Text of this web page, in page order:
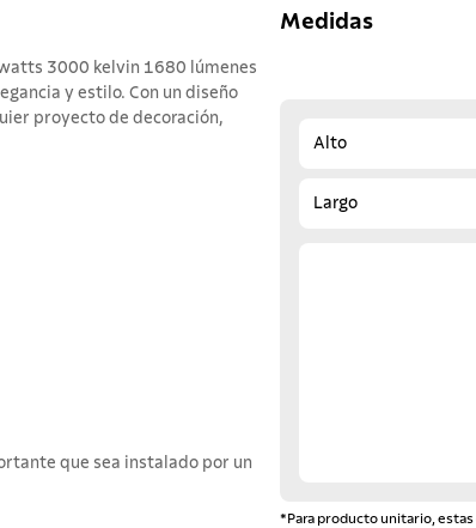
3000 kelvin 1680 lúmenes
y estilo. Con un diseño
proyecto de decoración,
que sea instalado por un
Medidas
Alto
Largo
*Para producto unitario,